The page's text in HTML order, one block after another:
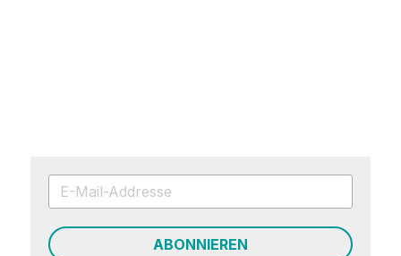
ABONNIEREN